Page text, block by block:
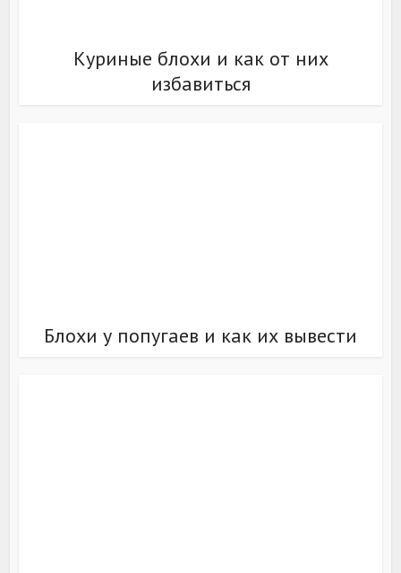
Куриные блохи и как от них
избавиться
Блохи у попугаев и как их вывести